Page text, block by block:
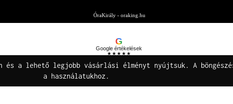
ÓraKirály - oraking.hu
G
Google értékelések
★★★★★
Buza Gáspár E.V.